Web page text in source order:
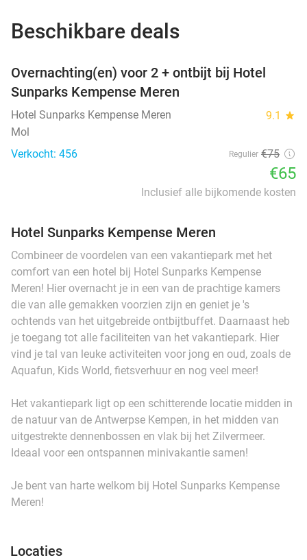
Beschikbare deals
Overnachting(en) voor 2 + ontbijt bij Hotel
Sunparks Kempense Meren
Hotel Sunparks Kempense Meren 9.1 star
Mol
Verkocht: 456
Regulier €75
€65
Inclusief alle bijkomende kosten
Hotel Sunparks Kempense Meren
Combineer de voordelen van een vakantiepark met het
comfort van een hotel bij Hotel Sunparks Kempense
Meren! Hier overnacht je in een van de prachtige kamers
die van alle gemakken voorzien zijn en geniet je 's
ochtends van het uitgebreide ontbijtbuffet. Daarnaast heb
je toegang tot alle faciliteiten van het vakantiepark. Hier
vind je tal van leuke activiteiten voor jong en oud, zoals de
Aquafun, Kids World, fietsverhuur en nog veel meer!
Het vakantiepark ligt op een schitterende locatie midden in
de natuur van de Antwerpse Kempen, in het midden van
uitgestrekte dennenbossen en vlak bij het Zilvermeer.
Ideaal voor een ontspannen minivakantie samen!
Je bent van harte welkom bij Hotel Sunparks Kempense
Meren!
Locaties